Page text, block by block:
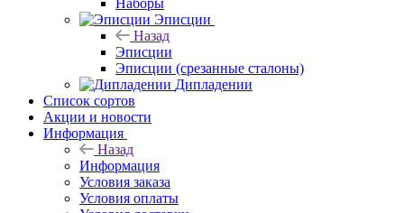
Наборы
Эписции
Назад
Эписции
Эписции (срезанные сталоны)
Дипладении
Список сортов
Акции и новости
Информация
Назад
Информация
Условия заказа
Условия оплаты